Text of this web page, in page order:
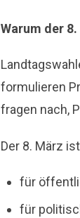
Warum der
formulieren
fragen nach,
Der 8. März
für
für